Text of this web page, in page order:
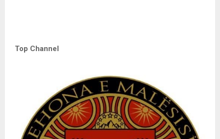
Top Channel